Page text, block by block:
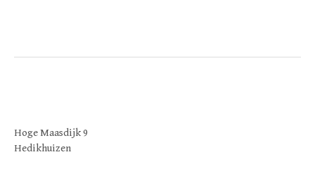
Hoge Maasdijk 9
Hedikhuizen